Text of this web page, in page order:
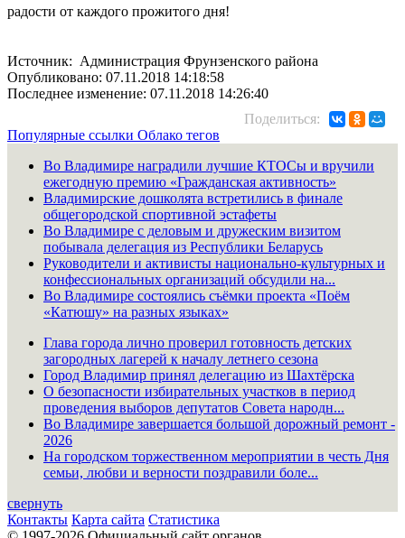
радости от каждого прожитого дня!
Источник: Администрация Фрунзенского района
Опубликовано: 07.11.2018 14:18:58
Последнее изменение: 07.11.2018 14:26:40
Поделиться:
Популярные ссылки Облако тегов
Во Владимире наградили лучшие КТОСы и вручили
ежегодную премию «Гражданская активность»
Владимирские дошколята встретились в финале
общегородской спортивной эстафеты
Во Владимире с деловым и дружеским визитом
побывала делегация из Республики Беларусь
Руководители и активисты национально-культурных и
конфессиональных организаций обсудили на...
Во Владимире состоялись съёмки проекта «Поём
«Катюшу» на разных языках»
Глава города лично проверил готовность детских
загородных лагерей к началу летнего сезона
Город Владимир принял делегацию из Шахтёрска
О безопасности избирательных участков в период
проведения выборов депутатов Совета народн...
Во Владимире завершается большой дорожный ремонт -
2026
На городском торжественном мероприятии в честь Дня
семьи, любви и верности поздравили боле...
свернуть
Контакты Карта сайта Статистика